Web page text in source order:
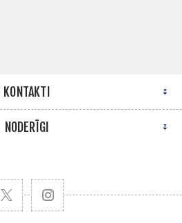
KONTAKTI
NODERĪGI